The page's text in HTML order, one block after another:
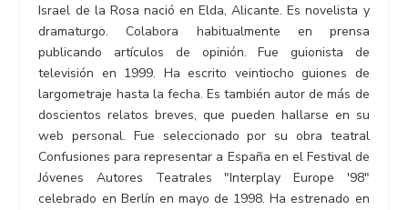
Israel de la Rosa nació en Elda, Alicante. Es novelista y
dramaturgo. Colabora habitualmente en prensa
publicando artículos de opinión. Fue guionista de
televisión en 1999. Ha escrito veintiocho guiones de
largometraje hasta la fecha. Es también autor de más de
doscientos relatos breves, que pueden hallarse en su
web personal. Fue seleccionado por su obra teatral
Confusiones para representar a España en el Festival de
Jóvenes Autores Teatrales "Interplay Europe '98"
celebrado en Berlín en mayo de 1998. Ha estrenado en